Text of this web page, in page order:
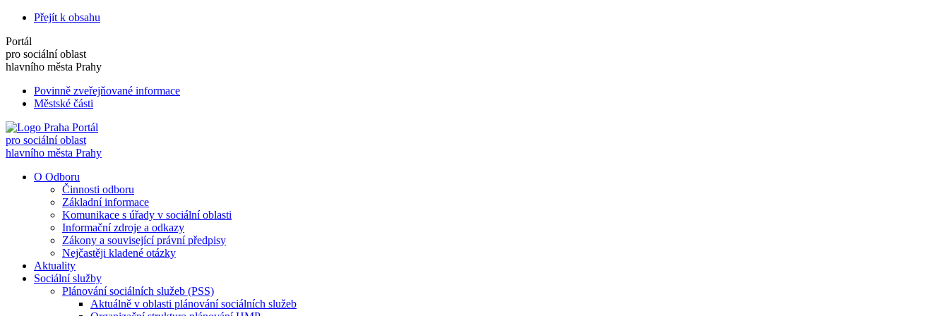
Přejít k obsahu
Portál
pro sociální oblast
hlavního města Prahy
Povinně zveřejňované informace
Městské části
Portál
pro sociální oblast
hlavního města Prahy
O Odboru
Činnosti odboru
Základní informace
Komunikace s úřady v sociální oblasti
Informační zdroje a odkazy
Zákony a související právní předpisy
Nejčastěji kladené otázky
Aktuality
Sociální služby
Plánování sociálních služeb (PSS)
Aktuálně v oblasti plánování sociálních služeb